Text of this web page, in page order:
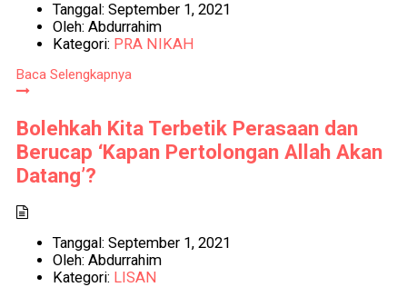
Tanggal: September 1, 2021
Oleh: Abdurrahim
Kategori: PRA NIKAH
Baca Selengkapnya
Bolehkah Kita Terbetik Perasaan dan
Berucap ‘Kapan Pertolongan Allah Akan
Datang’?
Tanggal: September 1, 2021
Oleh: Abdurrahim
Kategori: LISAN